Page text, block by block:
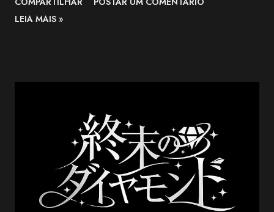
celebrar os 100 anos da Associação Okinawa Kenjin do Brasil
(AOKB) , fundada em 22 de agosto de 1926 . Além do centenário
influências da música tradicional de Okinawa com folk, blues e pop.
Entre os maiores sucessos do BEGIN estão "Shimanchu nu Takara",
"Nada Sousou", "Koishikute", "Egao no Manma" e "Umi no Koe" ,
canções que atravessaram ge...
LEIA MAIS »